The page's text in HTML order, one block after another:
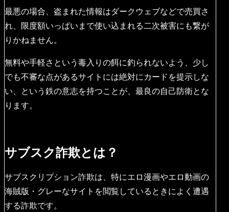
最悪の場合、盗まれた情報はダークウェブなどで売買さ
れ、限度額いっぱいまで使い込まれる二次被害にも繋が
りかねません。
無料や手軽さという毒入りの餌に釣られないよう、少し
でも不審な点があるサイトには絶対にカードを提示しな
い、という鉄の意志を持つことが、最良の自己防衛とな
ります。
サブスク詐欺とは？
サブスクリプション詐欺は、特にエロ漫画やエロ動画の
海賊版・グレーなサイトを閲覧しているときによく遭遇
する詐欺です。